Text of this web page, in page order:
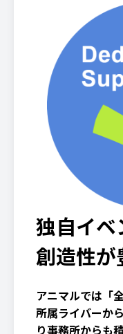
独自イベ
創造性が
アニマルでは「
所属ライバーか
り事務所からも